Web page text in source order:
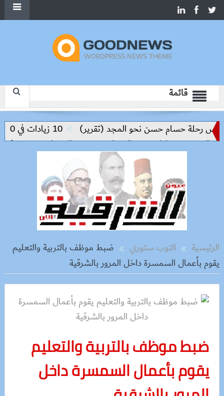
قائمة
رحلة حسام حسن نحو المجد (تقرير)
10 زيادات في 10 سنوات.. هل حان الوقت لرفع دعم البنزين نهائيا؟
من مخاطر مرض السعار
وزيرة الإسكان تسرّع توفيق
الرئيسية التوب ستوري
ضبط موظف بالتربية والتعليم
يقوم بأعمال السمسرة داخل المرور بالشرقية
ضبط موظف بالتربية والتعليم
يقوم بأعمال السمسرة داخل